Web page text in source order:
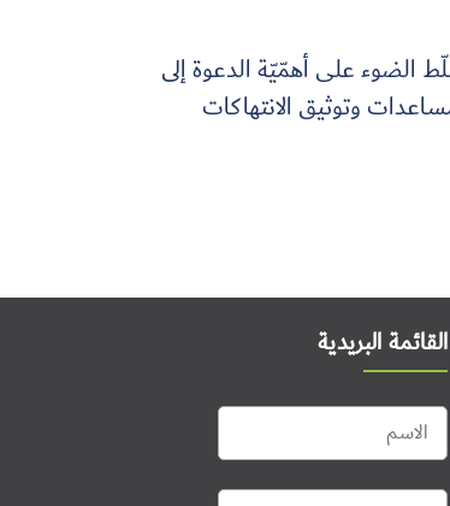
الضوء على أهمّيّة الدعوة إلى
وتوثيق الانتهاكات
القائمة البريدية